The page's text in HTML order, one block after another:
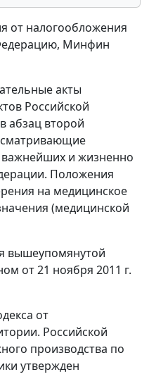
от налогообложения
Минфин
акты
Российской
абзац второй
важнейших и жизненно
Положения
на медицинское
(медицинской
вышеупомянутой
от 21 ноября 2011 г.
от
Российской
производства по
утвержден